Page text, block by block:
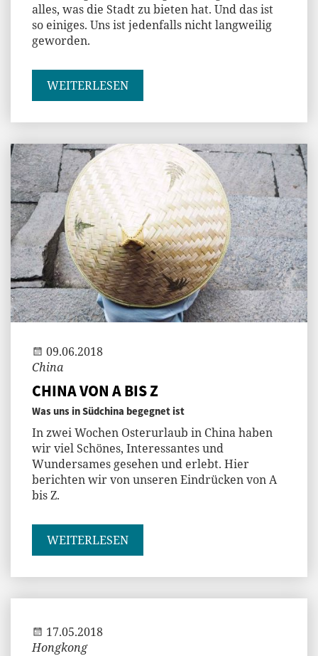
alles, was die Stadt zu bieten hat. Und das ist
so einiges. Uns ist jedenfalls nicht langweilig
geworden.
WEITERLESEN
Jenny
09.06.2018
China
CHINA VON A BIS Z
Was uns in Südchina begegnet ist
In zwei Wochen Osterurlaub in China haben
wir viel Schönes, Interessantes und
Wundersames gesehen und erlebt. Hier
berichten wir von unseren Eindrücken von A
bis Z.
WEITERLESEN
17.05.2018
Hongkong